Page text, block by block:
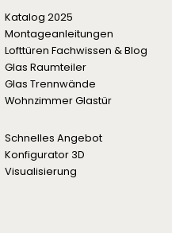
Schnelles Angebot
Konfigurator 3D
Visualisierung
Katalog 2025
Montageanleitungen
Lofttüren Fachwissen & Blog
Glas Raumteiler
Glas Trennwände
Wohnzimmer Glastür